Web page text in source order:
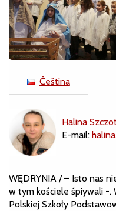
Čeština
Halina
E-mail:
WĘDRYNIA / – Isto nas
w tym kościele śpiywali -.
Polskiej Szkoły